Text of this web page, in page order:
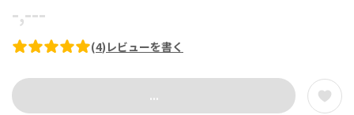
-,---
(4) レビューを書く
...